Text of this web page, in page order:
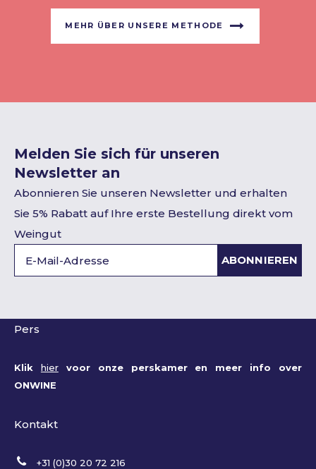
MEHR ÜBER UNSERE METHODE
Melden Sie sich für unseren
Newsletter an
Abonnieren Sie unseren Newsletter und erhalten
Sie 5% Rabatt auf Ihre erste Bestellung direkt vom
Weingut
ABONNIEREN
Pers
Klik hiervoor onze perskamer en meer info over
ONWINE
Kontakt
+31 (0)30 20 72 216